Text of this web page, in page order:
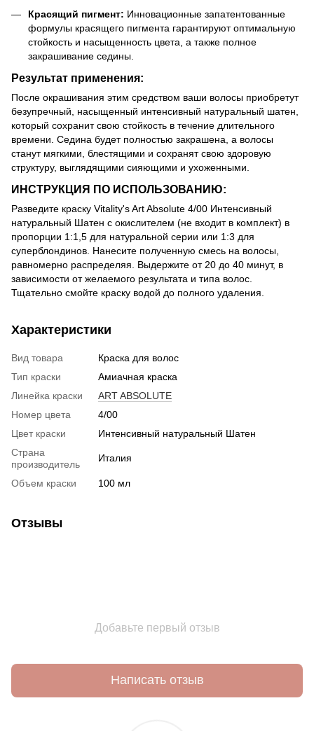
Красящий пигмент: Инновационные запатентованные
формулы красящего пигмента гарантируют оптимальную
стойкость и насыщенность цвета, а также полное
закрашивание седины.
Результат применения:
После окрашивания этим средством ваши волосы приобретут
безупречный, насыщенный интенсивный натуральный шатен,
который сохранит свою стойкость в течение длительного
времени. Седина будет полностью закрашена, а волосы
станут мягкими, блестящими и сохранят свою здоровую
структуру, выглядящими сияющими и ухоженными.
ИНСТРУКЦИЯ ПО ИСПОЛЬЗОВАНИЮ:
Разведите краску Vitality's Art Absolute 4/00 Интенсивный
натуральный Шатен с окислителем (не входит в комплект) в
пропорции 1:1,5 для натуральной серии или 1:3 для
суперблондинов. Нанесите полученную смесь на волосы,
равномерно распределяя. Выдержите от 20 до 40 минут, в
зависимости от желаемого результата и типа волос.
Тщательно смойте краску водой до полного удаления.
Характеристики
Вид товара
Краска для волос
Тип краски
Амиачная краска
Линейка краски
ART ABSOLUTE
Номер цвета
4/00
Цвет краски
Интенсивный натуральный Шатен
Страна
производитель
Италия
Объем краски 100 мл
Отзывы
Добавьте первый отзыв
Написать отзыв